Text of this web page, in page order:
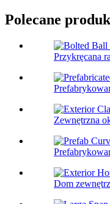
Polecane
Przykręcana
Zewnętrzna
Dom